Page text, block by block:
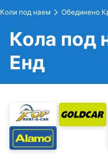
Коли под наем Обединено
Кола под
Енд